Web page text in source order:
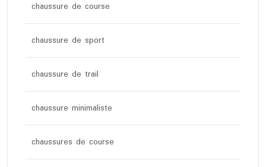
chaussure de course
chaussure de sport
chaussure de trail
chaussure minimaliste
chaussures de course